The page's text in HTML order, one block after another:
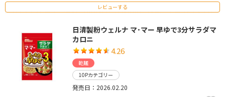
レビューする
日清製粉ウェルナ マ･マー 早ゆで3分サラダマ
カロニ
4.26
乾麺
10Pカテゴリー
発売日：2026.02.20